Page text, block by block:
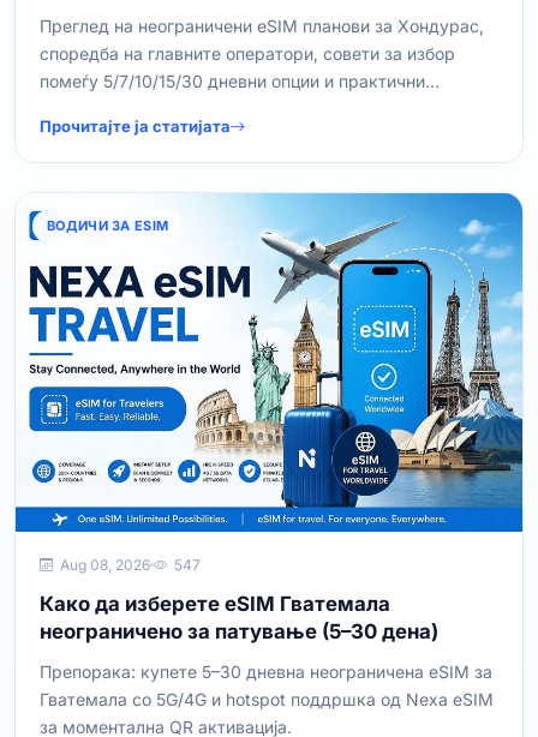
изберете
Преглед на неограничени eSIM планови за Хондурас,
споредба на главните оператори, совети за избор
помеѓу 5/7/10/15/30 дневни опции и практични
Прочитајте ја статијата
ВОДИЧИ ЗА ESIM
Aug 08, 2026 547
Како да изберете eSIM Гватемала
неограничено за патување (5–30 дена)
Препорака: купете 5–30 дневна неограничена eSIM за
Гватемала со 5G/4G и hotspot поддршка од Nexa eSIM
за моментална QR активација.